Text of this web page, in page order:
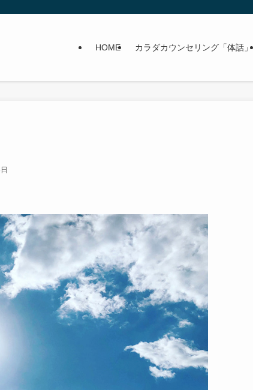
HOME カラダカウンセリング「体話」